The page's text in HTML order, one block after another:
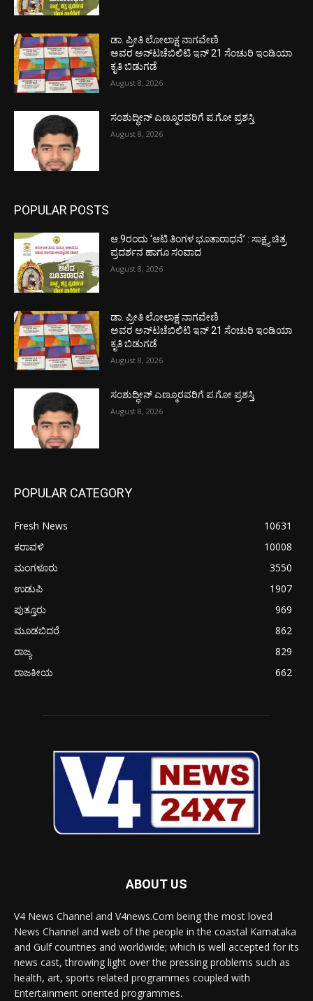
ಡಾ. ಪ್ರೀತಿ ಲೋಲಾಕ್ಷ ನಾಗವೇಣಿ
ಅವರ ಅನ್‌ಟಚೆಬಿಲಿಟಿ ಇನ್ 21 ಸೆಂಚುರಿ ಇಂಡಿಯಾ
ಕೃತಿ ಬಿಡುಗಡೆ
August 8, 2026
ಸಂಶುದ್ಧೀನ್ ಎಣ್ಮೂರವರಿಗೆ ಪ.ಗೋ ಪ್ರಶಸ್ತಿ
August 8, 2026
POPULAR POSTS
ಆ.9ರಂದು ‘ಆಟಿ ತಿಂಗಳ ಭೂತಾರಾಧನೆ’ : ಸಾಕ್ಷ್ಯ ಚಿತ್ರ
ಪ್ರದರ್ಶನ ಹಾಗೂ ಸಂವಾದ
August 8, 2026
ಡಾ. ಪ್ರೀತಿ ಲೋಲಾಕ್ಷ ನಾಗವೇಣಿ
ಅವರ ಅನ್‌ಟಚೆಬಿಲಿಟಿ ಇನ್ 21 ಸೆಂಚುರಿ ಇಂಡಿಯಾ
ಕೃತಿ ಬಿಡುಗಡೆ
August 8, 2026
ಸಂಶುದ್ಧೀನ್ ಎಣ್ಮೂರವರಿಗೆ ಪ.ಗೋ ಪ್ರಶಸ್ತಿ
August 8, 2026
POPULAR CATEGORY
Fresh News
10631
ಕರಾವಳಿ
10008
ಮಂಗಳೂರು
3550
ಉಡುಪಿ
1907
ಪುತ್ತೂರು
969
ಮೂಡಬಿದರೆ
862
ರಾಜ್ಯ
829
ರಾಜಕೀಯ
662
ABOUT US
V4 News Channel and V4news.Com being the most loved
News Channel and web of the people in the coastal Karnataka
and Gulf countries and worldwide; which is well accepted for its
news cast, throwing light over the pressing problems such as
health, art, sports related programmes coupled with
Entertainment oriented programmes.